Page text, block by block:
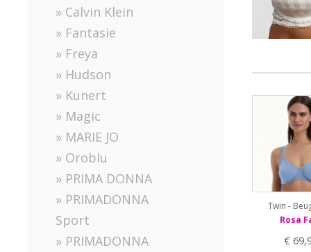
» Calvin Klein
» Fantasie
» Freya
» Hudson
» Kunert
» Magic
» MARIE JO
» Oroblu
» PRIMA DONNA
» PRIMADONNA
Sport
» PRIMADONNA
Twin -
Rosa
€